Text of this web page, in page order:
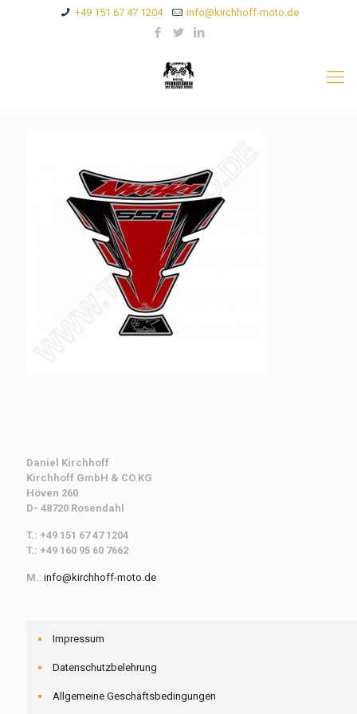
+49 151 67 47 1204 info@kirchhoff-moto.de
Daniel Kirchhoff
Kirchhoff GmbH & CO.KG
Höven 260
D- 48720 Rosendahl
T.: +49 151 67 47 1204
T.: +49 160 95 60 7662
M.: info@kirchhoff-moto.de
Impressum
Datenschutzbelehrung
Allgemeine Geschäftsbedingungen